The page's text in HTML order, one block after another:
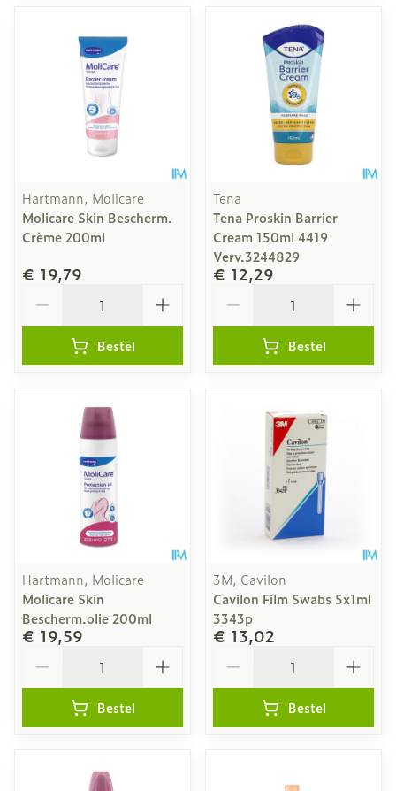
Hartmann, Molicare
Molicare Skin Bescherm.
Crème 200ml
€ 19,79
Bestel
Tena
Tena Proskin Barrier
Cream 150ml 4419
Verv.3244829
€ 12,29
Bestel
Hartmann, Molicare
Molicare Skin
Bescherm.olie 200ml
€ 19,59
Bestel
3M, Cavilon
Cavilon Film Swabs 5x1ml
3343p
€ 13,02
Bestel